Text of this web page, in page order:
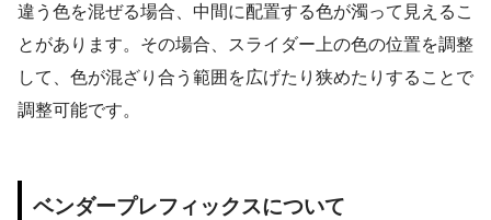
違う色を混ぜる場合、中間に配置する色が濁って見えるこ
とがあります。その場合、スライダー上の色の位置を調整
して、色が混ざり合う範囲を広げたり狭めたりすることで
調整可能です。
ベンダープレフィックスについて